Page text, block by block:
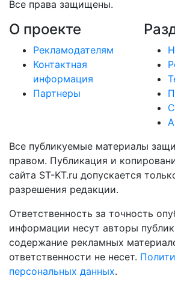
Все права защищены.
О проекте
Рекламодателям
Контактная
информация
Партнеры
Все публикуемые материалы
правом. Публикация и
сайта ST-KT.ru допускается
разрешения редакции.
Ответственность за точность
информации несут авторы
содержание рекламных
ответственности не несет.
персональных данных.